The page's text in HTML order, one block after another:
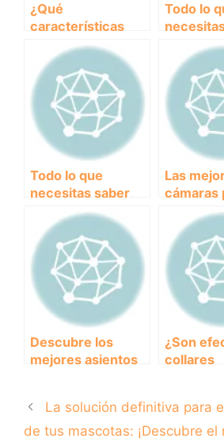
¿Qué
características
deben tener los
piensos para
perros senior?
Todo lo
perros
viajes
Todo lo que
necesitas saber
sobre el mejor
pienso saciante
para perros
Las
cámaras
perros:
tu
siempre
Descubre los
mejores asientos
perro
¿Son
collares
perros?
La solución definitiva para
de tus mascotas: ¡Descubre el